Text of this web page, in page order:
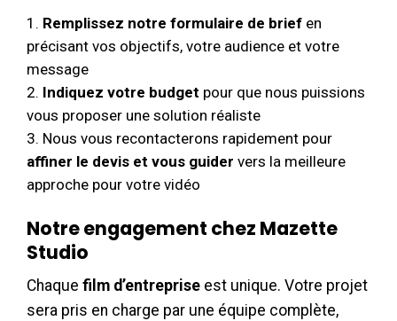
Remplissez notre formulaire de brief en
précisant vos objectifs, votre audience et votre
message
Indiquez votre budget pour que nous puissions
vous proposer une solution réaliste
Nous vous recontacterons rapidement pour
affiner le devis et vous guider vers la meilleure
approche pour votre vidéo
Notre engagement chez Mazette
Studio
Chaque film d’entreprise est unique. Votre projet
sera pris en charge par une équipe complète,